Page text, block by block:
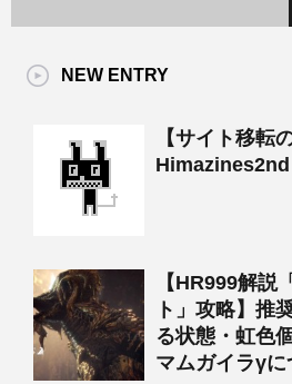
NEW ENTRY
【サイト移転
Himazines2nd
【HR999解説
ト」攻略】推
る状態・虹色
マムガイラγに